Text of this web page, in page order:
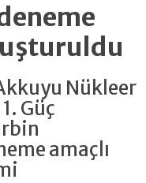
Nükleer
Güç
amaçlı